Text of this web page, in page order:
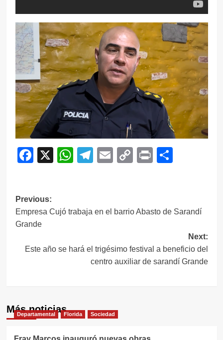
Facebook
X WhatsApp
Telegram
EmailCopy
Print
Navegación
de
Previous:
Empresa Cujó trabaja en el barrio Abasto de Sarandí
Grande
Next:
Este año se hará el trigésimo festival a beneficio del
centro auxiliar de sarandí Grande
Más noticias
Departamental Florida Sociedad